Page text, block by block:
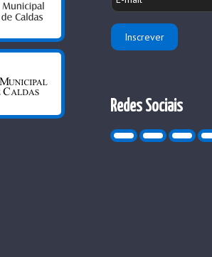
Redes Sociais